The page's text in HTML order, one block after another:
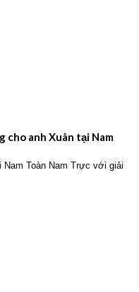
anh Xuân tại Nam
Toàn Nam Trực với giải